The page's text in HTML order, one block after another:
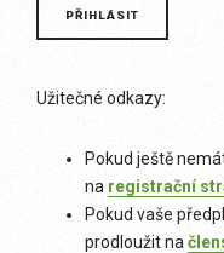
Užitečné odkazy:
Pokud ještě
na registrační
Pokud vaše
prodloužit na